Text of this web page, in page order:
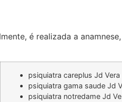
é realizada a
psiquiatra careplus Jd Vera
psiquiatra gama saude Jd
psiquiatra notredame Jd